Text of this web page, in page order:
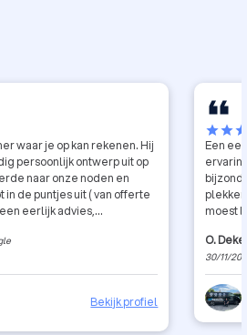
waar je op kan rekenen. Hij
persoonlijk ontwerp uit op
naar onze noden en
de puntjes uit ( van offerte
eerlijk advies,
service na verkoop.
bezig en je weet zeer
top installateur!
Bekijk profiel
starstar
Een
moest
een
Kristof
heb de
vanaf
had.
O.
30/11/